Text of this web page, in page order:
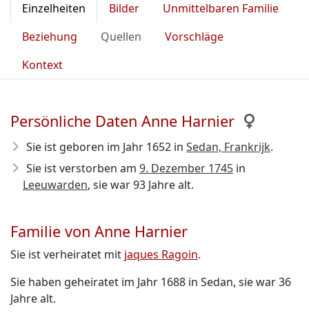
Einzelheiten Bilder
Unmittelbaren Familie
Beziehung
Quellen
Vorschläge
Kontext
Persönliche Daten Anne Harnier
Sie ist geboren im Jahr 1652 in Sedan, Frankrijk.
Sie ist verstorben am 9. Dezember 1745 in
Leeuwarden, sie war 93 Jahre alt.
Familie von Anne Harnier
Sie ist verheiratet mit jaques Ragoin.
Sie haben geheiratet im Jahr 1688 in Sedan, sie war 36
Jahre alt.